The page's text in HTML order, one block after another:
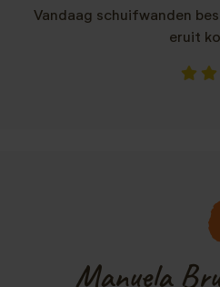
Vandaag schuifwanden
eruit
Manuela